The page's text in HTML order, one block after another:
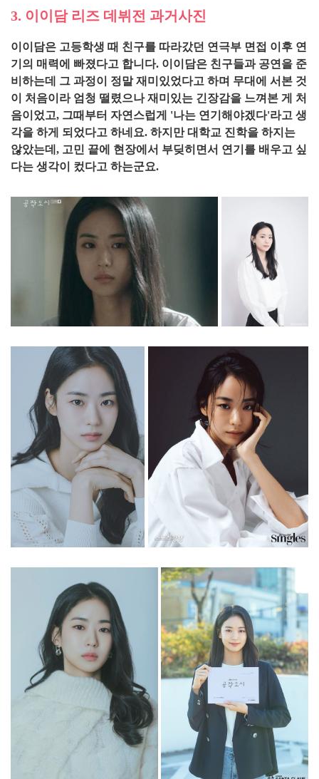
3. 이이담 리즈 데뷔전 과거사진
이이담은 고등학생 때 친구를 따라갔던 연극부 면접 이후 연
기의 매력에 빠졌다고 합니다. 이이담은 친구들과 공연을 준
비하는데 그 과정이 정말 재미있었다고 하며 무대에 서본 것
이 처음이라 엄청 떨렸으나 재미있는 긴장감을 느껴본 게 처
음이었고, 그때부터 자연스럽게 '나는 연기해야겠다'라고 생
각을 하게 되었다고 하네요. 하지만 대학교 진학을 하지는
않았는데, 고민 끝에 현장에서 부딪히면서 연기를 배우고 싶
다는 생각이 컸다고 하는군요.